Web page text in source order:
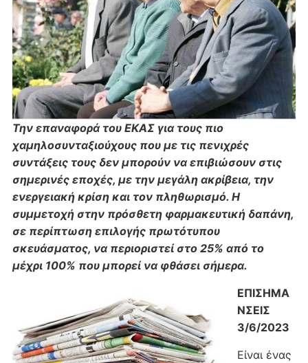
Την επαναφορά του ΕΚΑΣ για τους πιο
χαμηλοσυνταξιούχους που με τις πενιχρές
συντάξεις τους δεν μπορούν να επιβιώσουν στις
σημερινές εποχές, με την μεγάλη ακρίβεια, την
ενεργειακή κρίση και τον πληθωρισμό. Η
συμμετοχή στην πρόσθετη φαρμακευτική δαπάνη,
σε περίπτωση επιλογής πρωτότυπου
σκευάσματος, να περιοριστεί στο 25% από το
μέχρι 100% που μπορεί να φθάσει σήμερα.
ΕΠΙΣΗΜΑ
ΝΣΕΙΣ
3/6/2023
Είναι ένας